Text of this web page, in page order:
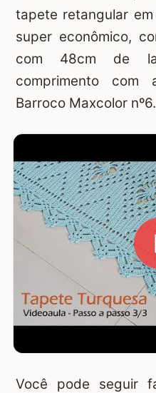
tapete retangular
super econômico,
com 48cm de
comprimento
Barroco Maxcolor nº6.
Você pode seguir